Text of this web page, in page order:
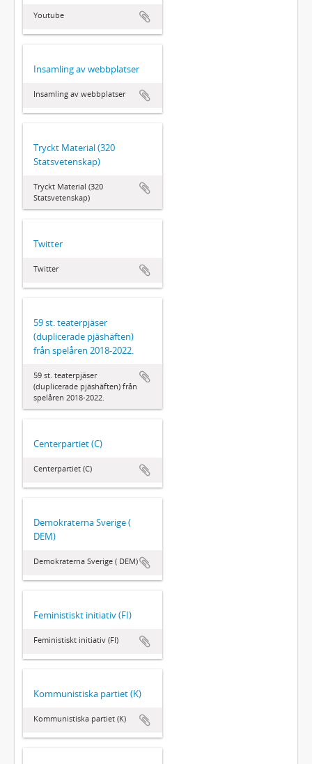
Youtube
Insamling av webbplatser
Insamling av webbplatser
Tryckt Material (320
Statsvetenskap)
Tryckt Material (320
Statsvetenskap)
Twitter
Twitter
59 st. teaterpjäser
(duplicerade pjäshäften)
från spelåren 2018-2022.
59 st. teaterpjäser
(duplicerade pjäshäften) från
spelåren 2018-2022.
Centerpartiet (C)
Centerpartiet (C)
Demokraterna Sverige (
DEM)
Demokraterna Sverige ( DEM)
Feministiskt initiativ (FI)
Feministiskt initiativ (FI)
Kommunistiska partiet (K)
Kommunistiska partiet (K)